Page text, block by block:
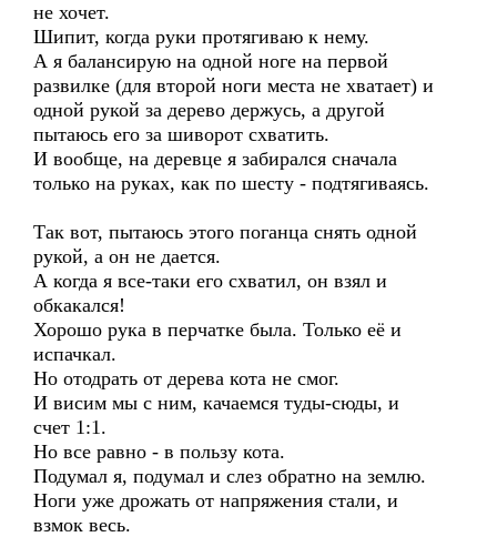
не хочет.
Шипит, когда руки протягиваю к нему.
А я балансирую на одной ноге на первой
развилке (для второй ноги места не хватает) и
одной рукой за дерево держусь, а другой
пытаюсь его за шиворот схватить.
И вообще, на деревце я забирался сначала
только на руках, как по шесту - подтягиваясь.
Так вот, пытаюсь этого поганца снять одной
рукой, а он не дается.
А когда я все-таки его схватил, он взял и
обкакался!
Хорошо рука в перчатке была. Только её и
испачкал.
Но отодрать от дерева кота не смог.
И висим мы с ним, качаемся туды-сюды, и
счет 1:1.
Но все равно - в пользу кота.
Подумал я, подумал и слез обратно на землю.
Ноги уже дрожать от напряжения стали, и
взмок весь.